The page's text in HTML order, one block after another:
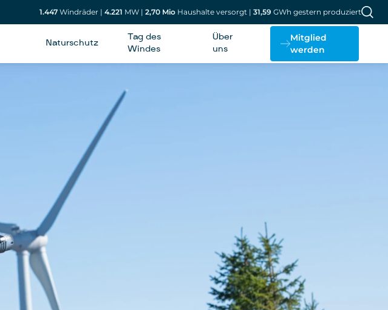
1.447 Windräder | 4.221 MW | 2,70 Mio Haushalte versorgt | 31,59 GWh gestern produziert
Naturschutz
Tag des
Windes
Über
uns
Mitglied
werden